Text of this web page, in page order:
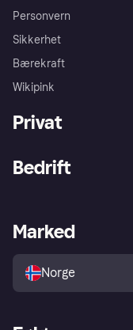
Personvern
Sikkerhet
Bærekraft
Wikipink
Privat
Utforsk butikker
Bedrift
Merchant portal
Marked
Norge